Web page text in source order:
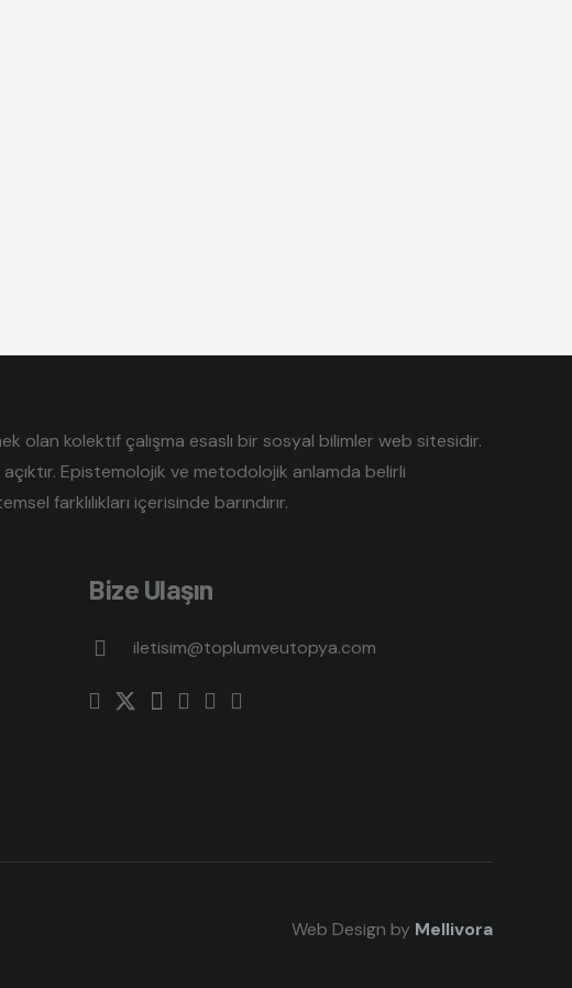
olan kolektif çalışma esaslı bir sosyal bilimler web sitesidir.
Epistemolojik ve metodolojik anlamda belirli
farklılıkları içerisinde barındırır.
Bize Ulaşın
iletisim@toplumveutopya.com
Web Design by Mellivora